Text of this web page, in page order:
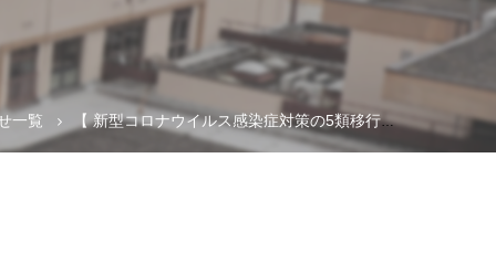
運営システ
一覧 【 新型コロナウイルス感染症対策の5類移行について 】